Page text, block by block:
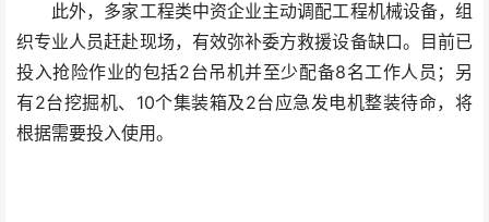
此外，多家工程类中资企业主动调配工程机械设备，组
织专业人员赶赴现场，有效弥补委方救援设备缺口。目前已
投入抢险作业的包括2台吊机并至少配备8名工作人员；另
有2台挖掘机、10个集装箱及2台应急发电机整装待命，将
根据需要投入使用。